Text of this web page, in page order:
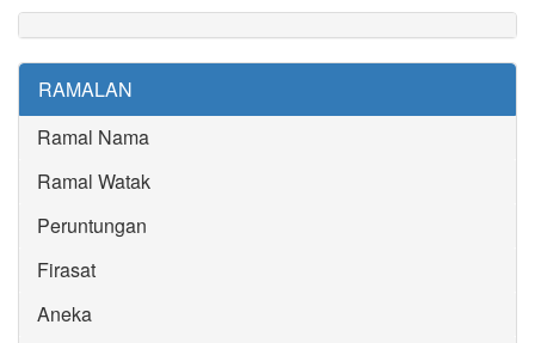
RAMALAN
Ramal Nama
Ramal Watak
Peruntungan
Firasat
Aneka